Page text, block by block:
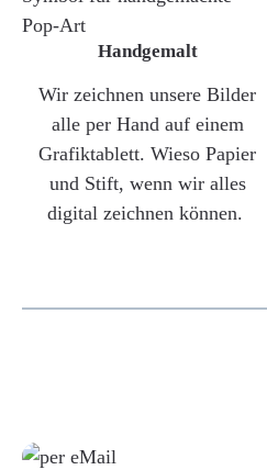
Handgemalt
Wir zeichnen unsere Bilder
alle per Hand auf einem
Grafiktablett. Wieso Papier
und Stift, wenn wir alles
digital zeichnen können.